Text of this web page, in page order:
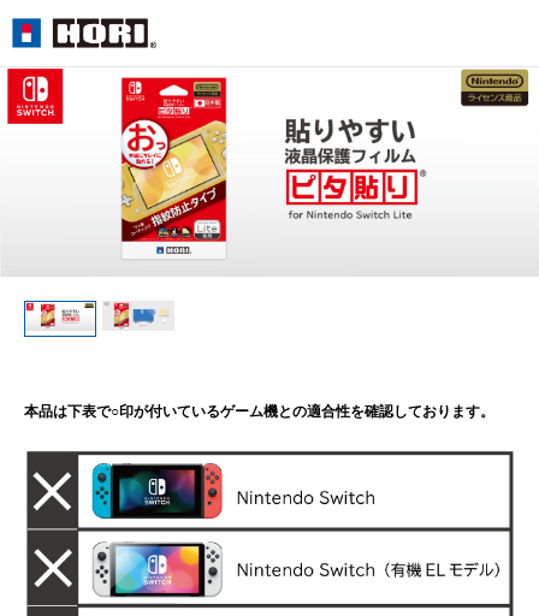
本品は下表で○印が付いているゲーム機との適合性を確認しております。